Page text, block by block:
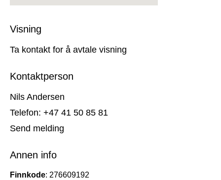
Visning
Ta kontakt for å avtale visning
Kontaktperson
Nils Andersen
Telefon: +47 41 50 85 81
Send melding
Annen info
Finnkode: 276609192